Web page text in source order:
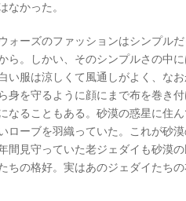
なかった。
ォーズのファッションはシンプル
ら。しかい、そのシンプルさの中
い服は涼しくて風通しがよく、な
身を守るように顔にまで布を巻き
なることもある。砂漠の惑星に住
ローブを羽織っていた。これが砂
間見守っていた老ジェダイも砂漠
ちの格好。実はあのジェダイたち